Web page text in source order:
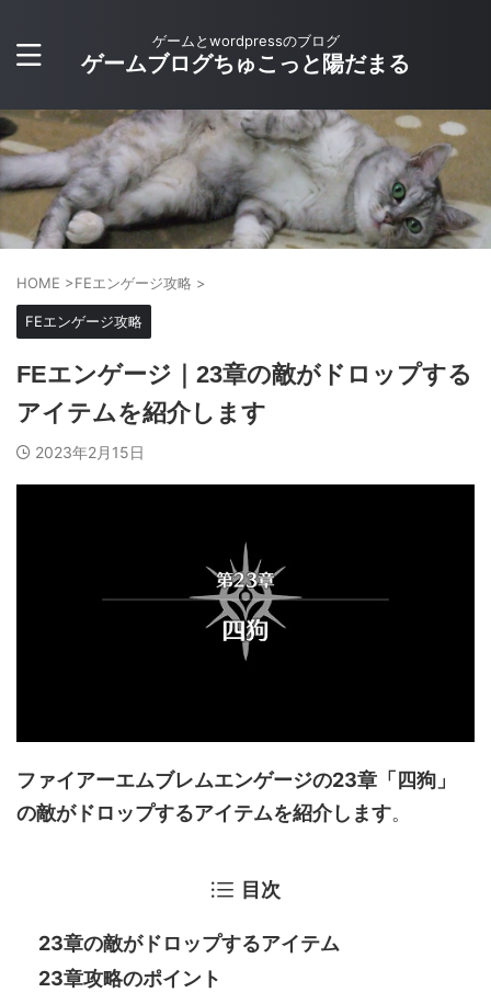
ゲームとwordpressのブログ
ゲームブログちゅこっと陽だまる
HOME >FEエンゲージ攻略 >
FEエンゲージ攻略
FEエンゲージ｜23章の敵がドロップする
アイテムを紹介します
2023年2月15日
ファイアーエムブレムエンゲージの23章「四狗」
の敵がドロップするアイテムを紹介します。
目次
23章の敵がドロップするアイテム
23章攻略のポイント